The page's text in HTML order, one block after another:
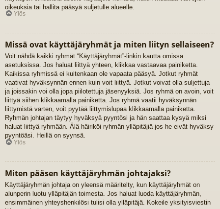
oikeuksia tai hallita pääsyä suljetulle alueelle.
Ylös
Missä ovat käyttäjäryhmät ja miten liityn sellaiseen?
Voit nähdä kaikki ryhmät “Käyttäjäryhmät”-linkin kautta omissa
asetuksissa. Jos haluat liittyä yhteen, klikkaa vastaavaa painiketta.
Kaikissa ryhmissä ei kuitenkaan ole vapaata pääsyä. Jotkut ryhmät
vaativat hyväksynnän ennen kuin voit liittyä. Jotkut voivat olla suljettuja
ja joissakin voi olla jopa piilotettuja jäsenyyksiä. Jos ryhmä on avoin, voit
liittyä siihen klikkaamalla painiketta. Jos ryhmä vaatii hyväksynnän
liittymistä varten, voit pyytää liittymislupaa klikkaamalla painiketta.
Ryhmän johtajan täytyy hyväksyä pyyntösi ja hän saattaa kysyä miksi
haluat liittyä ryhmään. Älä häiriköi ryhmän ylläpitäjiä jos he eivät hyväksy
pyyntöäsi. Heillä on syynsä.
Ylös
Miten pääsen käyttäjäryhmän johtajaksi?
Käyttäjäryhmän johtaja on yleensä määritelty, kun käyttäjäryhmät on
alunperin luotu ylläpitäjän toimesta. Jos haluat luoda käyttäjäryhmän,
ensimmäinen yhteyshenkilösi tulisi olla ylläpitäjä. Kokeile yksityisviestin